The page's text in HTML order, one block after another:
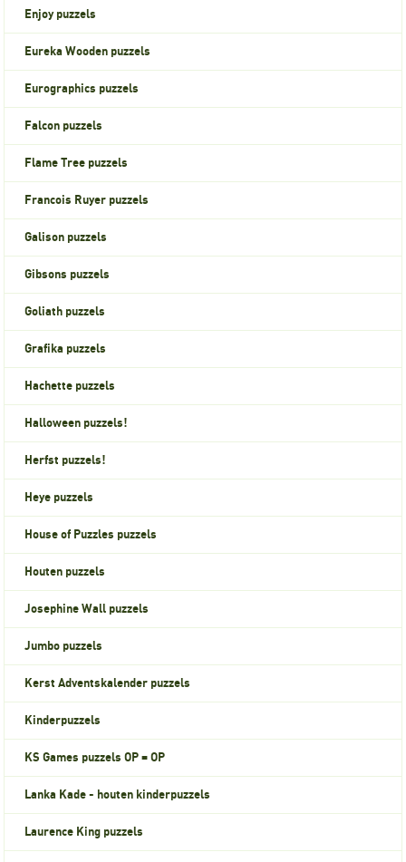
Enjoy puzzels
Eureka Wooden puzzels
Eurographics puzzels
Falcon puzzels
Flame Tree puzzels
Francois Ruyer puzzels
Galison puzzels
Gibsons puzzels
Goliath puzzels
Grafika puzzels
Hachette puzzels
Halloween puzzels!
Herfst puzzels!
Heye puzzels
House of Puzzles puzzels
Houten puzzels
Josephine Wall puzzels
Jumbo puzzels
Kerst Adventskalender puzzels
Kinderpuzzels
KS Games puzzels OP = OP
Lanka Kade - houten kinderpuzzels
Laurence King puzzels